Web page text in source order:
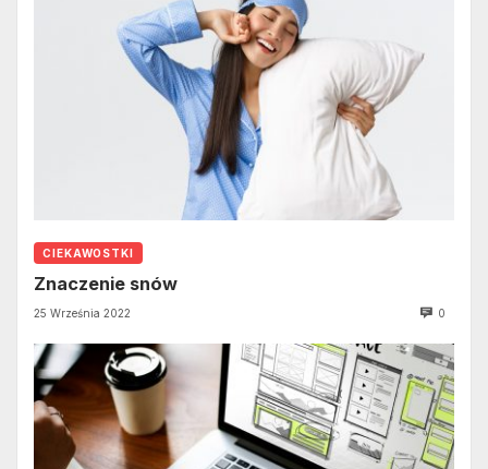
CIEKAWOSTKI
Znaczenie snów
25 Września 2022 0